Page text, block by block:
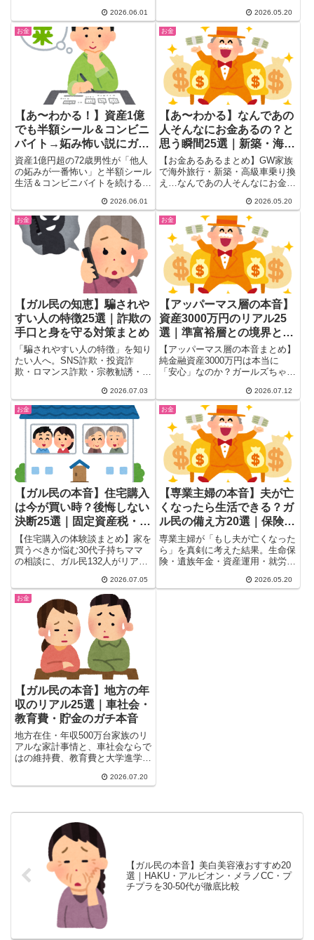
年後の地獄、保証人へのしわ寄
せ、賃貸審査・ローン・士業NG
まで。リアルな体験談と注意点を
一気にまとめました。
2026.06.01
活保護との比較まで、非正規・シ
ングルで老後を迎えた女性のリア
ルな声を厳選。アラフォー・アラ
フィフ世代が今すぐ知るべき老後
対策もまとめました。
2026.05.20
お金
【あ〜わかる！】資産1億
でも半額シール＆コンビニ
バイト→妬み怖い説にガル
民大共感｜老後のお金哲学
資産1億円超の72歳男性が「他人
の妬みが一番怖い」と半額シール
生活＆コンビニバイトを続ける理
隠す知恵・闇バイト強盗対策・老
人ホーム費用のシビアな現実ま
で、30〜50代女性が知りたいお
金のリアルを20のコメントで掘
り下げます。
2026.06.01
お金
【あ〜わかる】なんであの
人そんなにお金あるの？と
思う瞬間25選｜新築・海外
旅行・習い事・高級車のリ
アル
【お金あるあるまとめ】GW家族
で海外旅行・新築・高級車乗り換
え…なんであの人そんなにお金あ
っちゃけ。実家援助・カード地
獄・インフルエンサー経費活用ま
で、30〜50代女性のリアルな声
を厳選まとめ。
2026.05.20
お金
【ガル民の知恵】騙されや
すい人の特徴25選｜詐欺の
手口と身を守る対策まとめ
「騙されやすい人の特徴」を知り
たい人へ。SNS詐欺・投資詐
欺・ロマンス詐欺・宗教勧誘・マ
声を厳選。肩書きに弱い・感情に
流されやすいなど要注意ポイント
と、実体験に基づく身を守る具体
的な対策法まで一気にまとめまし
た。
2026.07.03
お金
【アッパーマス層の本音】
資産3000万円のリアル25
選｜準富裕層との境界と消
えない不安
【アッパーマス層の本音まとめ】
純金融資産3000万円は本当に
「安心」なのか？ガールズちゃん
厳選紹介。準富裕層・富裕層との
境界線論争、物価高で消えない不
安、資産形成の体験談まで、お金
のリアルを徹底まとめました。
2026.07.12
お金
【ガル民の本音】住宅購入
は今が買い時？後悔しない
決断25選｜固定資産税・金
利・戸建てvsマンション
【住宅購入の体験談まとめ】家を
買うべきか悩む30代子持ちママ
の相談に、ガル民132人がリアル
場・住宅ローン金利の動向・戸建
てとマンションどっちがいいかの
比較まで、検索しても出てこない
本音の生の声を一気にチェックで
きます。
2026.07.05
お金
【専業主婦の本音】夫が亡
くなったら生活できる？ガ
ル民の備え方20選｜保険・
遺族年金・資産運用のリア
ル
専業主婦が「もし夫が亡くなった
ら」を真剣に考えた結果。生命保
険・遺族年金・資産運用・就労準
リアルに実践している備え方を
2026.05.20
お金
【ガル民の本音】地方の年
収のリアル25選｜車社会・
教育費・貯金のガチ本音
地方在住・年収500万台家族のリ
アルな家計事情と、車社会ならで
はの維持費、教育費と大学進学の
トで紹介。田舎の年収相場や子育
右する実態まで、赤裸々な声が気
になる方は必見です。
2026.07.20
【ガル民の本音】美白美容液おすすめ20
選｜HAKU・アルビオン・メラノCC・プ
チプラを30-50代が徹底比較